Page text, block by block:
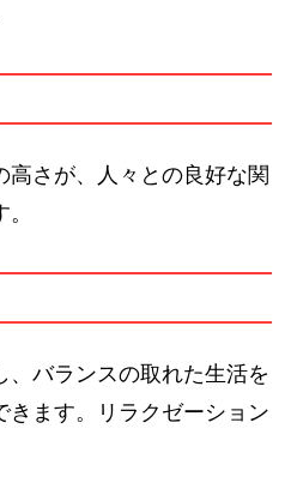
高さが、人々との良好な関
、バランスの取れた生活を
きます。リラクゼーション